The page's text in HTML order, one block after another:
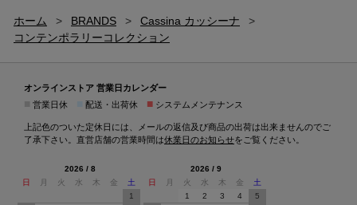
ホーム > BRANDS > Cassina カッシーナ
>
コンテンポラリーコレクション
オンラインストア 営業日カレンダー
営業日休 配送・出荷休 ■ システムメンテナンス
上記色のついた定休日には、メールの返信及び商品の出荷は出来ませんのでご
了承下さい。直営店舗の営業時間は休業日のお知らせをご覧ください。
2026 / 8
日
月 火 水 木 金
土
1
2026 / 9
日
月 火 水 木 金
土
1
2 3 4
5